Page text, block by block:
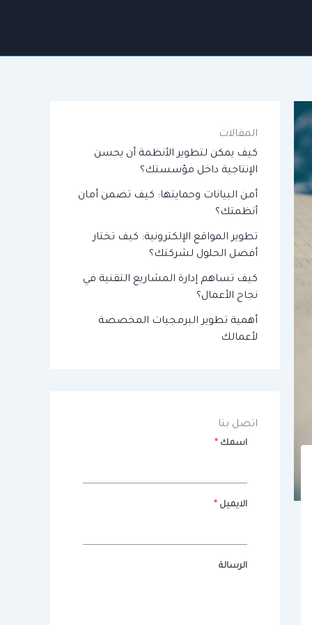
المقالات
كيف يمكن لتطوير الأنظمة أن يحسن
الإنتاجية داخل مؤسستك؟
أمن البيانات وحمايتها: كيف تضمن أمان
أنظمتك؟
تطوير المواقع الإلكترونية: كيف تختار
أفضل الحلول لشركتك؟
كيف تساهم إدارة المشاريع التقنية في
نجاح الأعمال؟
أهمية تطوير البرمجيات المخصصة
لأعمالك
اتصل بنا
اسمك *
الايميل *
الرسالة